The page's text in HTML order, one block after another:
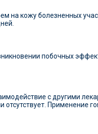
на кожу болезненных
побочных
с другими
Применение